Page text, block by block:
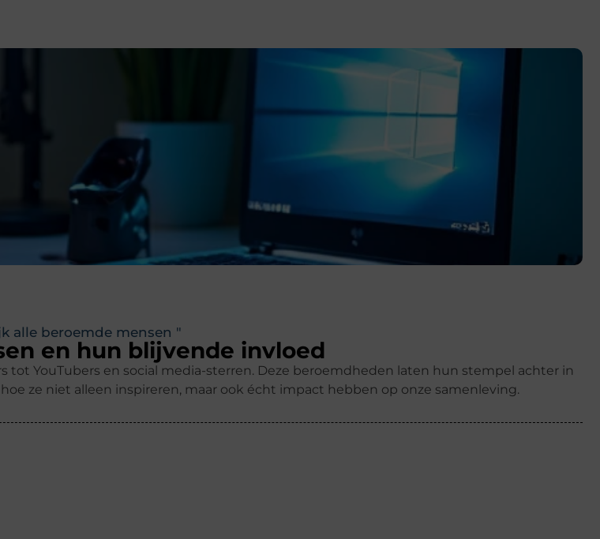
alle beroemde mensen "
en hun blijvende invloed
YouTubers en social media-sterren. Deze beroemdheden laten hun stempel achter in
ze niet alleen inspireren, maar ook écht impact hebben op onze samenleving.